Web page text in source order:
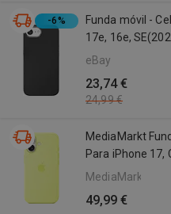
-6%
Funda móvil -
17e, 16e,
eBay
23,74 €
24,99 €
MediaMarkt Funda De Silicona Con Magsafe Apple
Para iPhone 17, Compatible Correa Crossbody,
Amarillo Neón
MediaMarkt
49,99 €